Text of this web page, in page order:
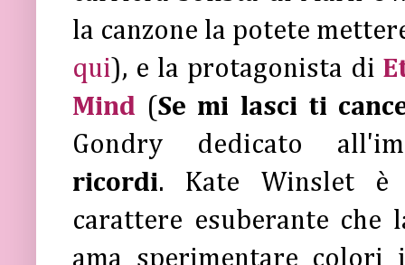
la canzone la potete
qui), e la protagonista di
Mind (Se mi lasci ti
Gondry dedicato
ricordi. Kate Winslet
carattere esuberante
ama sperimentare colori